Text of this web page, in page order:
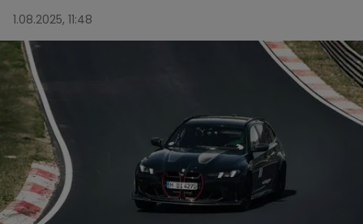
1.08.2025, 11:48